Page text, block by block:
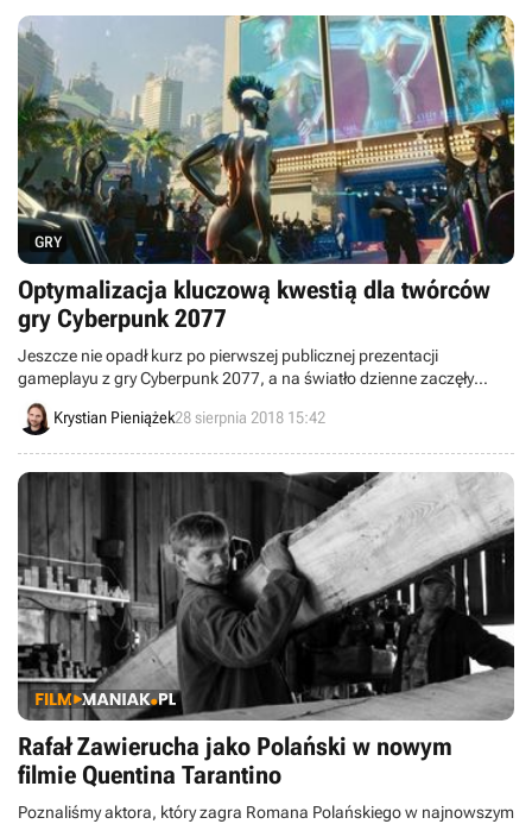
GRY
Optymalizacja kluczową kwestią dla twórców
gry Cyberpunk 2077
Jeszcze nie opadł kurz po pierwszej publicznej prezentacji
gameplayu z gry Cyberpunk 2077, a na światło dzienne zaczęły
wychodzić nowe informacje na temat tej produkcji. Jeśli martwicie
się o jej optymalizację, to powinniście wiedzieć, że jest ona oczkiem
Krystian Pieniążek28 sierpnia 2018 15:42
Rafał Zawierucha jako Polański w nowym
filmie Quentina Tarantino
Poznaliśmy aktora, który zagra Romana Polańskiego w najnowszym